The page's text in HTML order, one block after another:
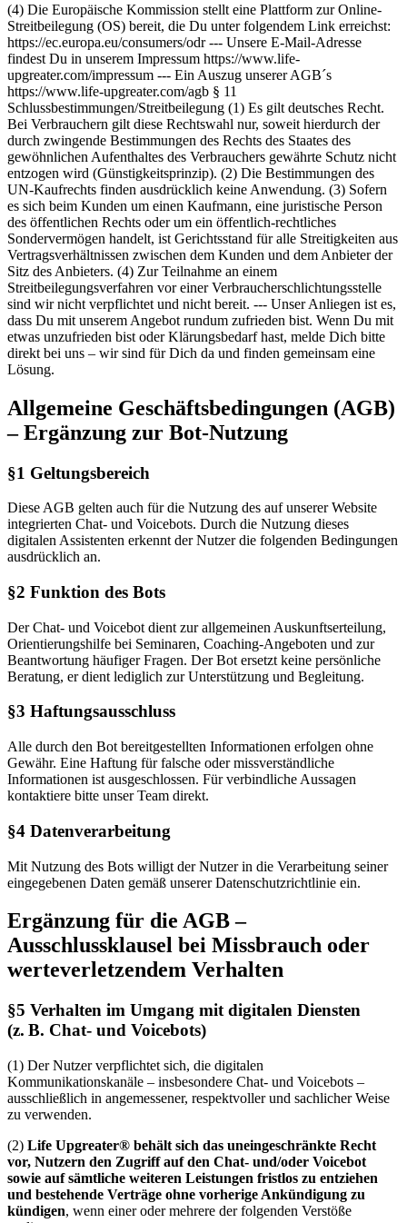
(4) Die Europäische Kommission stellt eine Plattform zur Online-
Streitbeilegung (OS) bereit, die Du unter folgendem Link erreichst:
https://ec.europa.eu/consumers/odr --- Unsere E-Mail-Adresse
findest Du in unserem Impressum https://www.life-
upgreater.com/impressum --- Ein Auszug unserer AGB´s
https://www.life-upgreater.com/agb § 11
Schlussbestimmungen/Streitbeilegung (1) Es gilt deutsches Recht.
Bei Verbrauchern gilt diese Rechtswahl nur, soweit hierdurch der
durch zwingende Bestimmungen des Rechts des Staates des
gewöhnlichen Aufenthaltes des Verbrauchers gewährte Schutz nicht
entzogen wird (Günstigkeitsprinzip). (2) Die Bestimmungen des
UN-Kaufrechts finden ausdrücklich keine Anwendung. (3) Sofern
es sich beim Kunden um einen Kaufmann, eine juristische Person
des öffentlichen Rechts oder um ein öffentlich-rechtliches
Sondervermögen handelt, ist Gerichtsstand für alle Streitigkeiten aus
Vertragsverhältnissen zwischen dem Kunden und dem Anbieter der
Sitz des Anbieters. (4) Zur Teilnahme an einem
Streitbeilegungsverfahren vor einer Verbraucherschlichtungsstelle
sind wir nicht verpflichtet und nicht bereit. --- Unser Anliegen ist es,
dass Du mit unserem Angebot rundum zufrieden bist. Wenn Du mit
etwas unzufrieden bist oder Klärungsbedarf hast, melde Dich bitte
direkt bei uns – wir sind für Dich da und finden gemeinsam eine
Lösung.
Allgemeine Geschäftsbedingungen (AGB)
– Ergänzung zur Bot-Nutzung
§1 Geltungsbereich
Diese AGB gelten auch für die Nutzung des auf unserer Website
integrierten Chat- und Voicebots. Durch die Nutzung dieses
digitalen Assistenten erkennt der Nutzer die folgenden Bedingungen
ausdrücklich an.
§2 Funktion des Bots
Der Chat- und Voicebot dient zur allgemeinen Auskunftserteilung,
Orientierungshilfe bei Seminaren, Coaching-Angeboten und zur
Beantwortung häufiger Fragen. Der Bot ersetzt keine persönliche
Beratung, er dient lediglich zur Unterstützung und Begleitung.
§3 Haftungsausschluss
Alle durch den Bot bereitgestellten Informationen erfolgen ohne
Gewähr. Eine Haftung für falsche oder missverständliche
Informationen ist ausgeschlossen. Für verbindliche Aussagen
kontaktiere bitte unser Team direkt.
§4 Datenverarbeitung
Mit Nutzung des Bots willigt der Nutzer in die Verarbeitung seiner
eingegebenen Daten gemäß unserer Datenschutzrichtlinie ein.
Ergänzung für die AGB –
Ausschlussklausel bei Missbrauch oder
werteverletzendem Verhalten
§5 Verhalten im Umgang mit digitalen Diensten
(z. B. Chat- und Voicebots)
(1) Der Nutzer verpflichtet sich, die digitalen
Kommunikationskanäle – insbesondere Chat- und Voicebots –
ausschließlich in angemessener, respektvoller und sachlicher Weise
zu verwenden.
(2) Life Upgreater® behält sich das uneingeschränkte Recht
vor, Nutzern den Zugriff auf den Chat- und/oder Voicebot
sowie auf sämtliche weiteren Leistungen fristlos zu entziehen
und bestehende Verträge ohne vorherige Ankündigung zu
kündigen, wenn einer oder mehrere der folgenden Verstöße